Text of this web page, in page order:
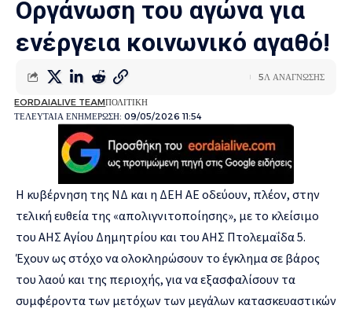
Οργάνωση του αγώνα για
ενέργεια κοινωνικό αγαθό!
ΤΕΛΕΥΤΑΙΑ ΕΝΗΜΕΡΩΣΗ: 09/05/2026 11:54
EORDAIALIVE TEAMΠΟΛΙΤΙΚΗ
5Λ ΑΝΑΓΝΩΣΗΣ
Η κυβέρνηση της ΝΔ και η ΔΕΗ ΑΕ οδεύουν, πλέον, στην
τελική ευθεία της «απολιγνιτοποίησης», με το κλείσιμο
του ΑΗΣ Αγίου Δημητρίου και του ΑΗΣ Πτολεμαΐδα 5.
Έχουν ως στόχο να ολοκληρώσουν το έγκλημα σε βάρος
του λαού και της περιοχής, για να εξασφαλίσουν τα
συμφέροντα των μετόχων των μεγάλων κατασκευαστικών